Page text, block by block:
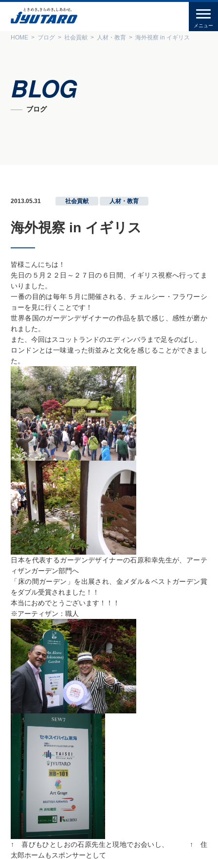
HOME ブログ 社会貢献 人材・教育 海外視察 in イギリス
BLOG
ブログ
2013.05.31 社会貢献 人材・教育
海外視察 in イギリス
皆様こんにちは！
先日の５月２２日～２７日の６日間、イギリス視察へ行ってま
いりました。
一番の目的は毎年５月に開催される、チェルシー・フラワーシ
ョーを見に行くことです！
世界各国のガーデンデザイナーの作品を肌で感じ、感性が磨か
れました。
また、今回はスコットランドのエディンバラまで足をのばし、
ロンドンとは一味違った街並みと文化を感じることができまし
た。
日本を代表するガーデンデザイナーの石原和幸先生が、アーテ
ィザンガーデン部門へ
「床の間ガーデン」を出展され、金メダル＆ベストガーデン賞
をダブル受賞されました！！
本当におめでとうございます！！！
※アーティザン：職人
↑ 喜びもひとしおの石原先生と現地でお会いし、 ↑ 住
太郎ホームもスポンサーとして